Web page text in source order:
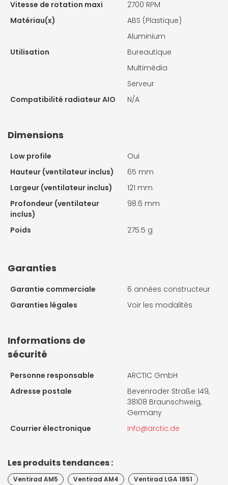
Vitesse de rotation maxi
2700 RPM
Matériau(x)
ABS (Plastique)
Aluminium
Utilisation
Bureautique
Multimédia
Serveur
Compatibilité radiateur AIO
N/A
Dimensions
Low profile
Oui
Hauteur (ventilateur inclus)
65 mm
Largeur (ventilateur inclus)
121 mm
Profondeur (ventilateur
inclus)
98.6 mm
Poids 275.5 g
Garanties
Garantie commerciale
6 années constructeur
Garanties légales
Voir les modalités
Informations de
sécurité
Personne responsable
ARCTIC GmbH
Adresse postale
Bevenroder Straße 149,
38108 Braunschweig,
Germany
Courrier électronique
info@arctic.de
Les produits tendances :
Ventirad AM5 Ventirad AM4
Ventirad LGA 1851